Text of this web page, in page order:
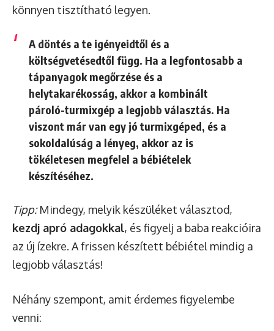
könnyen tisztítható legyen.
A döntés a te igényeidtől és a
költségvetésedtől függ. Ha a legfontosabb a
tápanyagok megőrzése és a
helytakarékosság, akkor a kombinált
pároló-turmixgép a legjobb választás. Ha
viszont már van egy jó turmixgéped, és a
sokoldalúság a lényeg, akkor az is
tökéletesen megfelel a bébiételek
készítéséhez.
Tipp:Mindegy, melyik készüléket választod,
kezdj apró adagokkal, és figyelj a baba reakcióira
az új ízekre. A frissen készített bébiétel mindig a
legjobb választás!
Néhány szempont, amit érdemes figyelembe
venni: